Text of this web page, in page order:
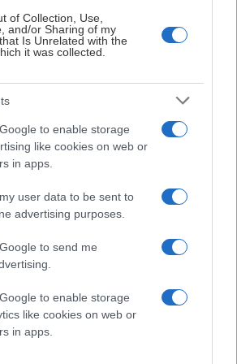
of Collection, Use,
and/or Sharing of my
Is Unrelated with the
it was collected.
to enable storage
like cookies on web or
in apps.
user data to be sent to
advertising purposes.
to send me
to enable storage
like cookies on web or
in apps.
än att inte vara fullt investerad i
det här är bäst för alla.
månad kvar till SHL-premiären blir
för Johan Hult att tillsätta
vi nu se framåt och arbetet
bra lösning, avslutar Johan Hult.